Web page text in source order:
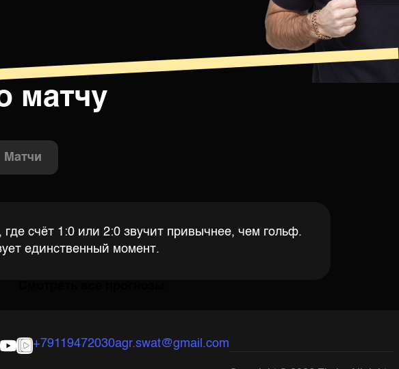
матчу
Матчи
счёт 1:0 или 2:0 звучит привычнее, чем гольф.
единственный момент.
+79119472030agr.swat@gmail.com